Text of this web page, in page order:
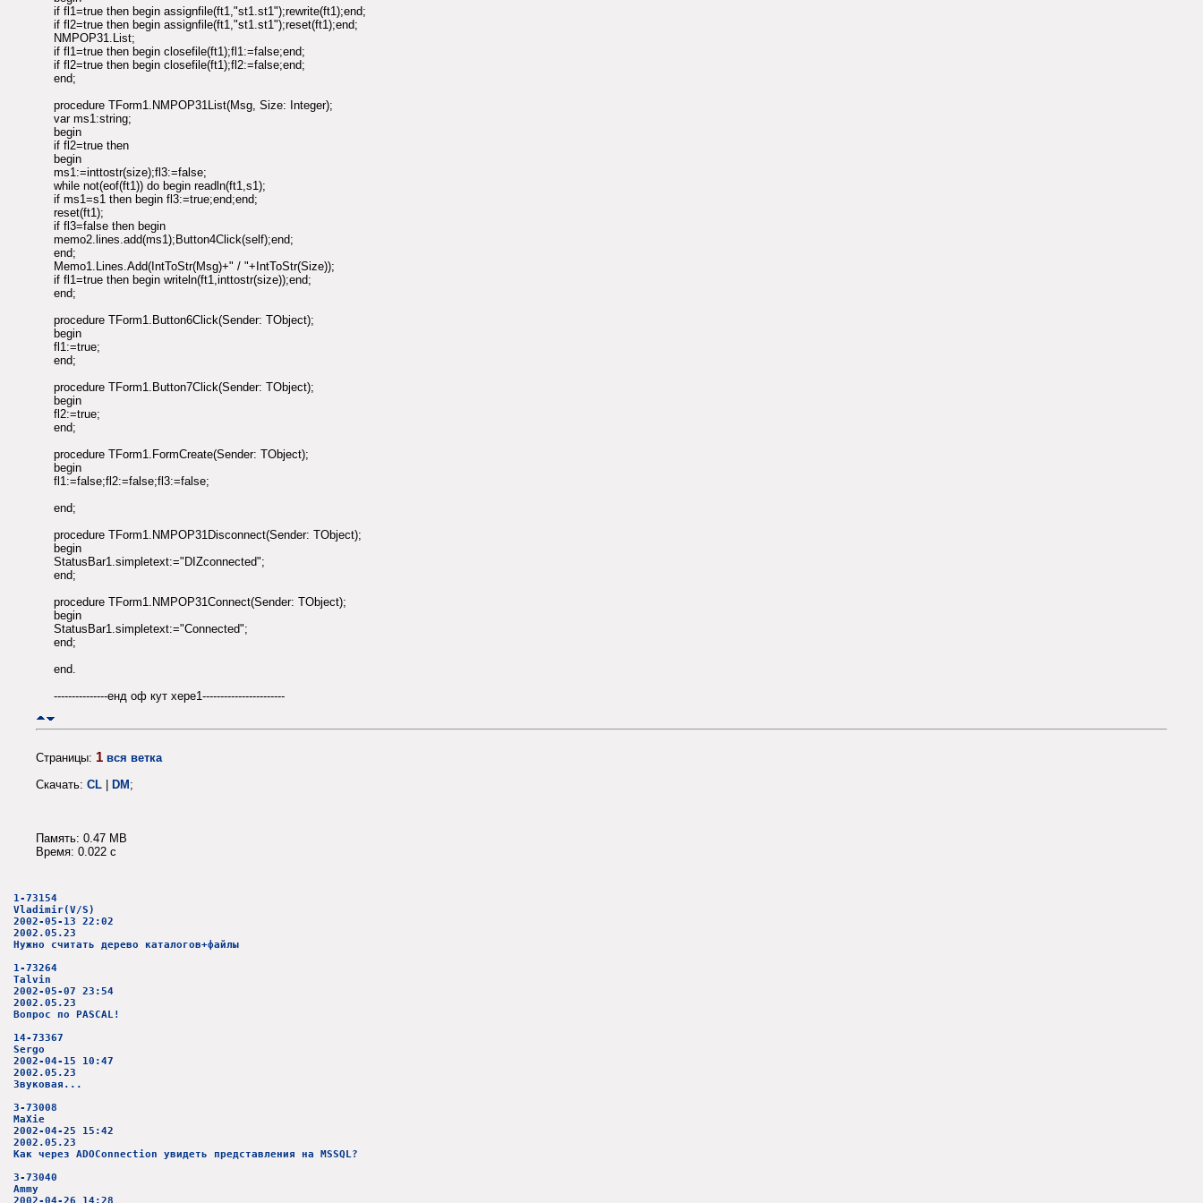
if fl1=true then begin assignfile(ft1,"st1.st1");rewrite(ft1);end;
if fl2=true then begin assignfile(ft1,"st1.st1");reset(ft1);end;
NMPOP31.List;
if fl1=true then begin closefile(ft1);fl1:=false;end;
if fl2=true then begin closefile(ft1);fl2:=false;end;
end;
procedure TForm1.NMPOP31List(Msg, Size: Integer);
var ms1:string;
begin
if fl2=true then
begin
ms1:=inttostr(size);fl3:=false;
while not(eof(ft1)) do begin readln(ft1,s1);
if ms1=s1 then begin fl3:=true;end;end;
reset(ft1);
if fl3=false then begin
memo2.lines.add(ms1);Button4Click(self);end;
end;
Memo1.Lines.Add(IntToStr(Msg)+" / "+IntToStr(Size));
if fl1=true then begin writeln(ft1,inttostr(size));end;
end;
procedure TForm1.Button6Click(Sender: TObject);
begin
fl1:=true;
end;
procedure TForm1.Button7Click(Sender: TObject);
begin
fl2:=true;
end;
procedure TForm1.FormCreate(Sender: TObject);
begin
fl1:=false;fl2:=false;fl3:=false;
end;
procedure TForm1.NMPOP31Disconnect(Sender: TObject);
begin
StatusBar1.simpletext:="DIZconnected";
end;
procedure TForm1.NMPOP31Connect(Sender: TObject);
begin
StatusBar1.simpletext:="Connected";
end;
end.
---------------енд оф кут хере1-----------------------
Страницы: 1 вся ветка
Скачать: CL | DM;
Память: 0.47 MB
Время: 0.022 c
1-73154
Vladimir(V/S)
2002-05-13 22:02
2002.05.23
Нужно считать дерево каталогов+файлы
1-73264
Talvin
2002-05-07 23:54
2002.05.23
Вопрос по PASCAL!
14-73367
Sergo
2002-04-15 10:47
2002.05.23
Звуковая...
3-73008
MaXie
2002-04-25 15:42
2002.05.23
Как через ADOConnection увидеть представления на MSSQL?
3-73040
Ammy